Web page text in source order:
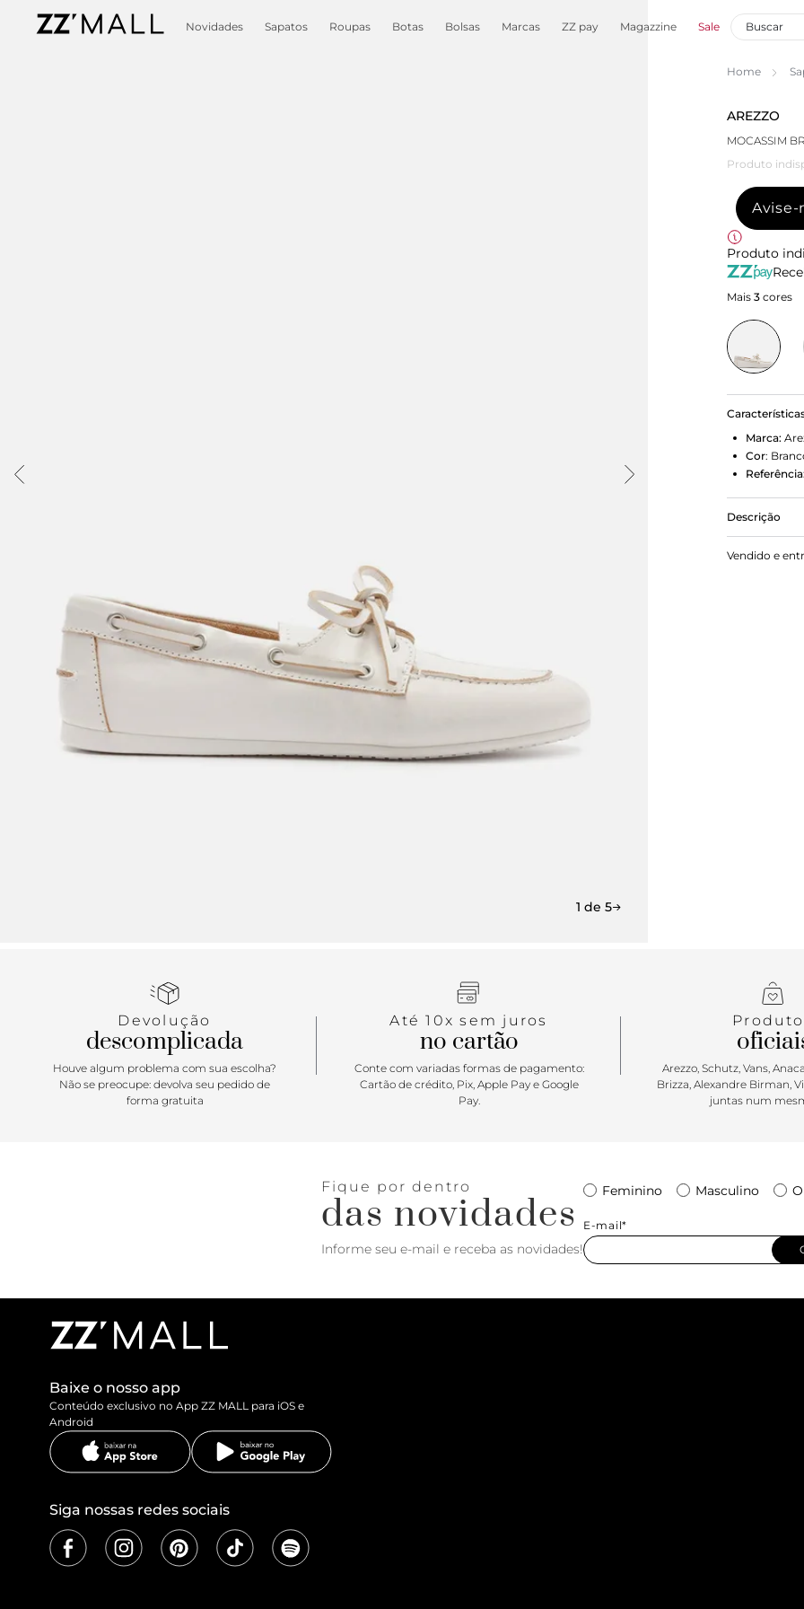
Novidades Sapatos Roupas Botas Bolsas Marcas ZZ pay Magazzine Sale
1 de 5
Home
AREZZO
MOCASSIM
Produto
Avise-
Produto
Mais 3 cores
Marca:
Cor:
Referência:
Descrição
Mocassim
rasteiro e
Vendido e
Devolução
descomplicada
Houve algum problema com sua escolha?
Não se preocupe: devolva seu pedido de
forma gratuita
Até 10x sem juros
no cartão
Conte com variadas formas de pagamento:
Cartão de crédito, Pix, Apple Pay e Google
Pay.
Arezzo, Schutz, Vans,
Brizza, Alexandre Birman,
juntas num
Fique por dentro
das novidades
Informe seu e-mail e receba as novidades!
Feminino Masculino
E-mail*
Baixe o nosso app
Conteúdo exclusivo no App ZZ MALL para iOS e
Android
Siga nossas redes sociais